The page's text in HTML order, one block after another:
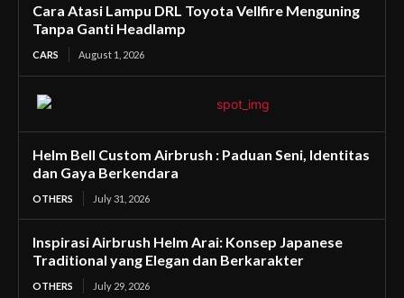
Cara Atasi Lampu DRL Toyota Vellfire Menguning
Tanpa Ganti Headlamp
CARS August 1, 2026
Helm Bell Custom Airbrush : Paduan Seni, Identitas
dan Gaya Berkendara
OTHERS July 31, 2026
Inspirasi Airbrush Helm Arai: Konsep Japanese
Traditional yang Elegan dan Berkarakter
OTHERS July 29, 2026